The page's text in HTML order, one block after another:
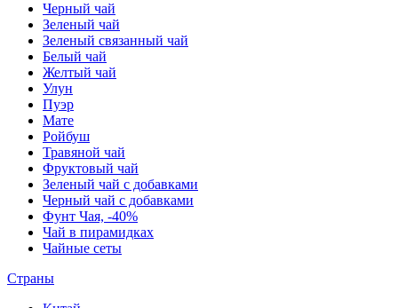
Черный чай
Зеленый чай
Зеленый связанный чай
Белый чай
Желтый чай
Улун
Пуэр
Мате
Ройбуш
Травяной чай
Фруктовый чай
Зеленый чай с добавками
Черный чай с добавками
Фунт Чая, -40%
Чай в пирамидках
Чайные сеты
Страны